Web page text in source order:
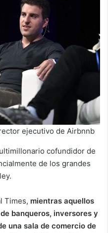
ejecutivo de Airbnnb
cofundidor de
de los grandes
Times, mientras aquellos
banqueros, inversores y
una sala de comercio de